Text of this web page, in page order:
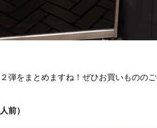
弾をまとめますね！ぜひお買いものの
前）